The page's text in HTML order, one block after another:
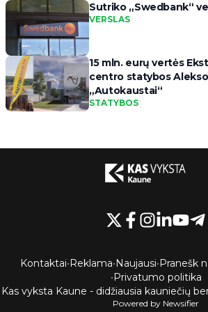
Sutriko „Swedbank“
VERSLAS
15 mln. eurų vertės
centro statybos
„Autokaustai“
STATYBOS
Kontaktai•Reklama•Naujausi•Pranešk
•Privatumo politika
Kas vyksta Kaune - didžiausia kauniečių
Powered by Newsifier